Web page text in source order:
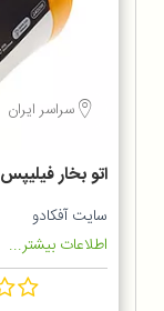
سراسر ایران
اتو بخار فیلیپس GC4537
سایت آفکادو
اطلاعات بیشتر...